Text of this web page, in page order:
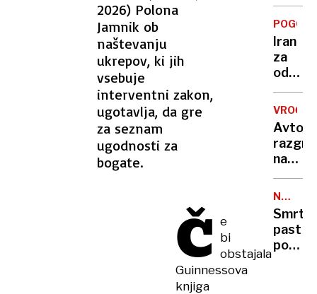
2026) Polona
Jamnik ob
naštevanju
ukrepov, ki jih
vsebuje
interventni zakon,
ugotavlja, da gre
za seznam
ugodnosti za
bogate.
Č e
bi
obstajala
Guinnessova
knjiga
ni
v
teku
na
800
Iran
za
ožine
vojne,
sankcij
…
Avto,
na
soncu?
S
tem
15-
trikom
NA
CESTAH
past
pod